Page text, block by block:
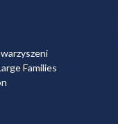
Families